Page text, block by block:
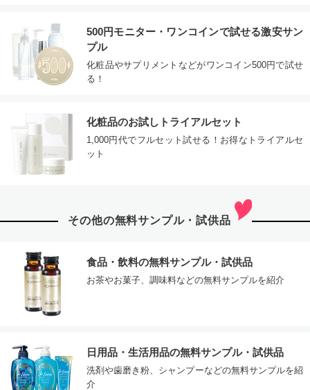
500円モニター・ワンコインで試せる激安サン
プル
化粧品やサプリメントなどがワンコイン500円で試せ
る！
化粧品のお試しトライアルセット
1,000円代でフルセット試せる！お得なトライアルセ
ット
その他の無料サンプル・試供品
食品・飲料の無料サンプル・試供品
お茶やお菓子、調味料などの無料サンプルを紹介
日用品・生活用品の無料サンプル・試供品
洗剤や歯磨き粉、シャンプーなどの無料サンプルを紹
介